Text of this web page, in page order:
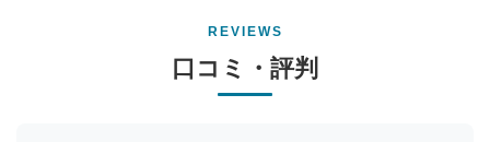
REVIEWS
口コミ・評判